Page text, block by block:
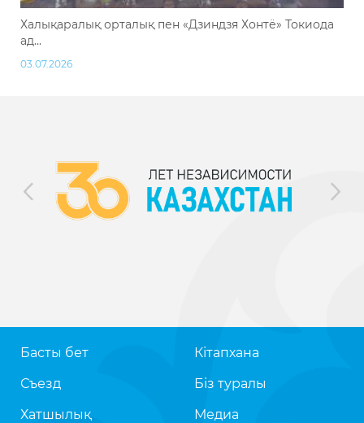
Халықаралық орталық пен «Дзиндзя Хонтё» Токиода
ад...
03.07.2026
Басты бет
Съезд
Хатшылық
Кітапхана
Біз туралы
Медиа